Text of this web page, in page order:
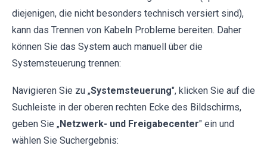
diejenigen, die nicht besonders technisch versiert sind),
kann das Trennen von Kabeln Probleme bereiten. Daher
können Sie das System auch manuell über die
Systemsteuerung trennen:
Navigieren Sie zu „Systemsteuerung", klicken Sie auf die
Suchleiste in der oberen rechten Ecke des Bildschirms,
geben Sie „Netzwerk- und Freigabecenter" ein und
wählen Sie Suchergebnis: